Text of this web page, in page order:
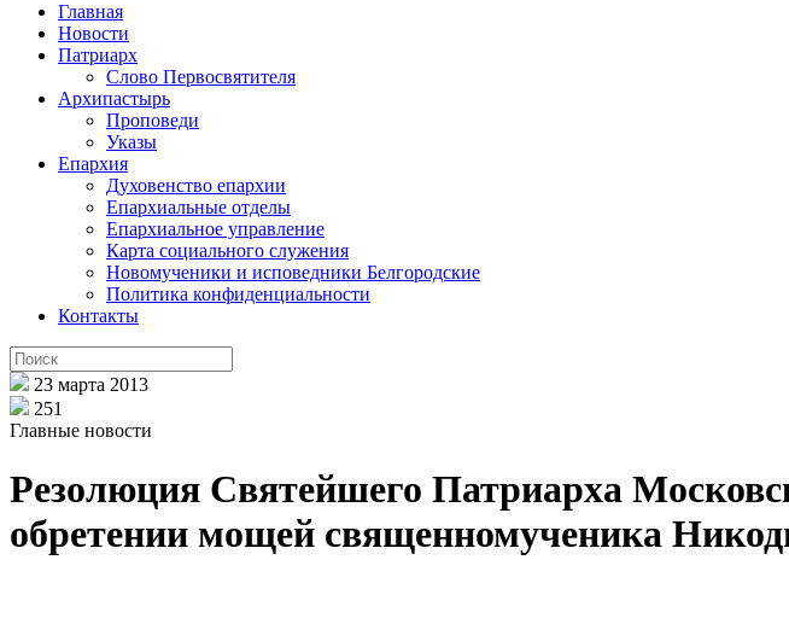
Главная
Новости
Патриарх
Слово Первосвятителя
Архипастырь
Проповеди
Указы
Епархия
Духовенство епархии
Епархиальные отделы
Епархиальное управление
Карта социального служения
Новомученики и исповедники Белгородские
Политика конфиденциальности
Контакты
23 марта 2013
251
Главные новости
Резолюция Святейшего Патриарха
обретении мощей священномученика